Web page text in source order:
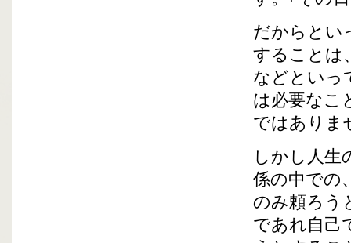
だからとい
することは
などといっ
は必要なこ
ではありま
しかし人生
係の中での
のみ頼ろう
であれ自己